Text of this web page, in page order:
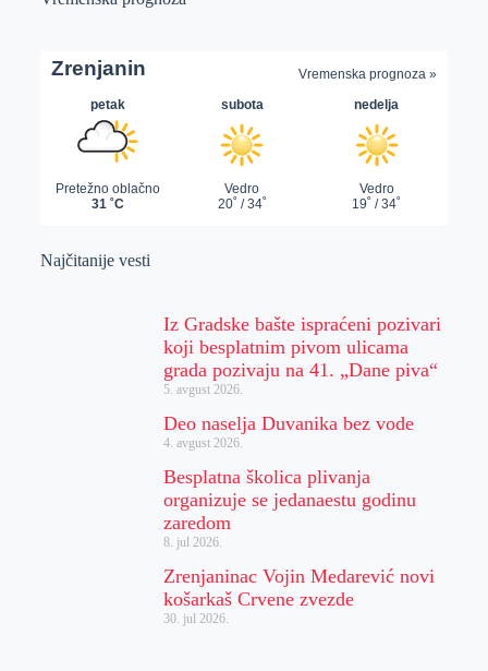
Najčitanije vesti
Iz Gradske bašte ispraćeni pozivari
koji besplatnim pivom ulicama
grada pozivaju na 41. „Dane piva“
5. avgust 2026.
Deo naselja Duvanika bez vode
4. avgust 2026.
Besplatna školica plivanja
organizuje se jedanaestu godinu
zaredom
8. jul 2026.
Zrenjaninac Vojin Medarević novi
košarkaš Crvene zvezde
30. jul 2026.